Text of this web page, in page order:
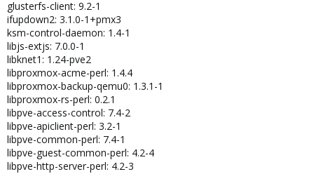
glusterfs-client: 9.2-1
ifupdown2: 3.1.0-1+pmx3
ksm-control-daemon: 1.4-1
libjs-extjs: 7.0.0-1
libknet1: 1.24-pve2
libproxmox-acme-perl: 1.4.4
libproxmox-backup-qemu0: 1.3.1-1
libproxmox-rs-perl: 0.2.1
libpve-access-control: 7.4-2
libpve-apiclient-perl: 3.2-1
libpve-common-perl: 7.4-1
libpve-guest-common-perl: 4.2-4
libpve-http-server-perl: 4.2-3